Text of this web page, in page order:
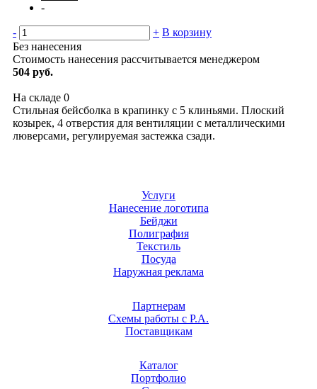
-
- + В корзину
Без нанесения
Стоимость нанесения рассчитывается менеджером
504 руб.
На складе 0
Стильная бейсболка в крапинку с 5 клиньями. Плоский
козырек, 4 отверстия для вентиляции с металлическими
люверсами, регулируемая застежка сзади.
Услуги
Нанесение логотипа
Бейджи
Полиграфия
Текстиль
Посуда
Наружная реклама
Партнерам
Схемы работы с Р.А.
Поставщикам
Каталог
Портфолио